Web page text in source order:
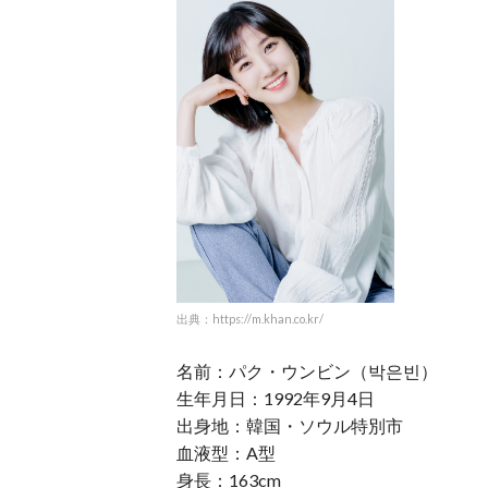
出典：https://m.khan.co.kr/
名前：パク・ウンビン（박은빈）
生年月日：1992年9月4日
出身地：韓国・ソウル特別市
血液型：A型
身長：163cm